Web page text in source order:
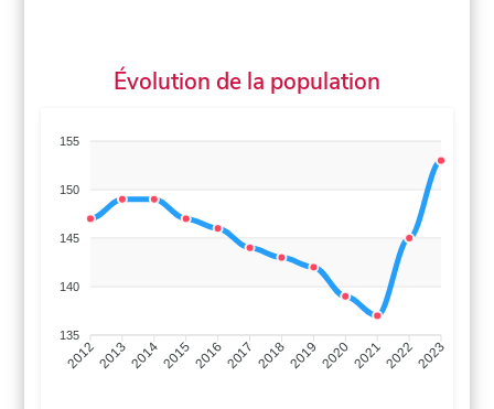
Évolution de la population
155
150
145
140
135
201220132014201520162017 20182019 2020202120222023